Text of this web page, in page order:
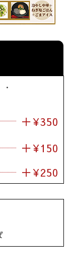
＋¥350
＋¥150
＋¥250